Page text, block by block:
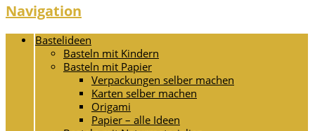
Navigation
Bastelideen
Basteln mit Kindern
Basteln mit Papier
Verpackungen selber machen
Karten selber machen
Origami
Papier – alle Ideen